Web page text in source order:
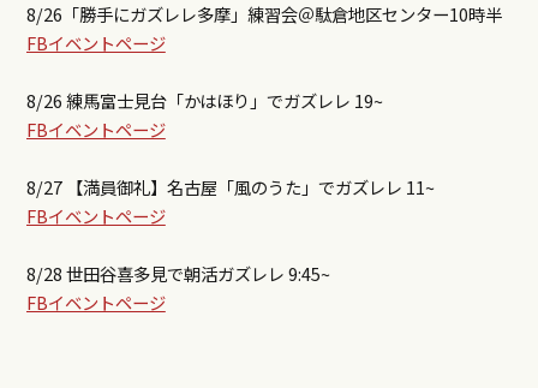
8/26「勝手にガズレレ多摩」練習会＠駄倉地区センター10時半
FBイベントページ
8/26 練馬富士見台「かはほり」でガズレレ 19~
FBイベントページ
8/27 【満員御礼】名古屋「風のうた」でガズレレ 11~
FBイベントページ
8/28 世田谷喜多見で朝活ガズレレ 9:45~
FBイベントページ